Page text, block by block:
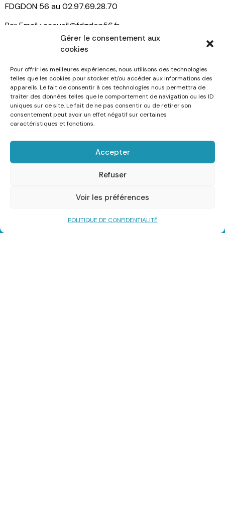
Gérer le consentement aux
cookies
Pour offrir les meilleures expériences, nous utilisons des technologies
telles que les cookies pour stocker et/ou accéder aux informations des
appareils. Le fait de consentir à ces technologies nous permettra de
traiter des données telles que le comportement de navigation ou les ID
uniques sur ce site. Le fait de ne pas consentir ou de retirer son
consentement peut avoir un effet négatif sur certaines
caractéristiques et fonctions.
Accepter
Refuser
Voir les préférences
POLITIQUE DE CONFIDENTIALITÉ
FDGDON 56 au 02.97.69.28.70
Par Email : accueil@fdgdon56.fr
http://www.fredon-bretagne.com/fdgdon-morbihan/
Partagez cette page